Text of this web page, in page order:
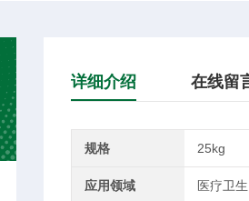
详细介绍 在线留
规格 25kg
应用领域 医疗卫